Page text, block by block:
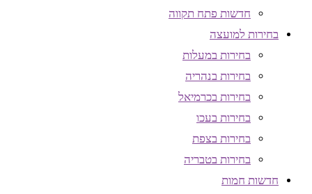
חדשות פתח תקווה
בחירות למועצה
בחירות במעלות
בחירות בנהריה
בחירות בכרמיאל
בחירות בעכו
בחירות בצפת
בחירות בטבריה
חדשות חמות